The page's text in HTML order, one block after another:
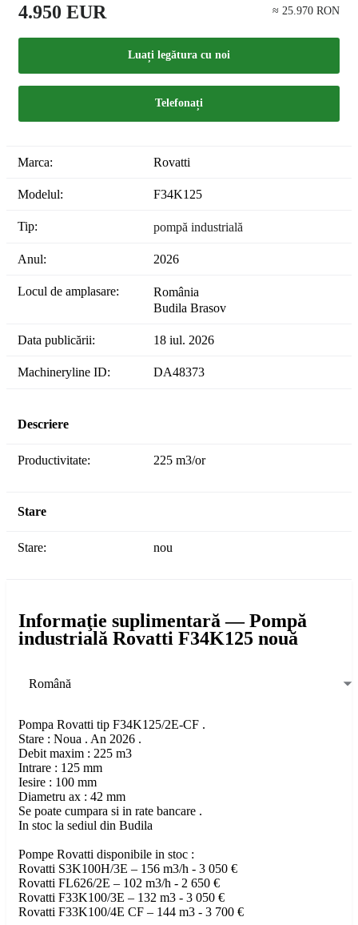
4.950 EUR ≈ 25.970 RON
Luați legătura cu noi
Telefonați
Marca: Rovatti
Modelul: F34K125
Tip: pompă industrială
Anul: 2026
Locul de amplasare:
România
Budila Brasov
Data publicării: 18 iul. 2026
Machineryline ID: DA48373
Descriere
Productivitate: 225 m3/or
Stare
Stare: nou
Informaţie suplimentară — Pompă
industrială Rovatti F34K125 nouă
Română
Pompa Rovatti tip F34K125/2E-CF .
Stare : Noua . An 2026 .
Debit maxim : 225 m3
Intrare : 125 mm
Iesire : 100 mm
Diametru ax : 42 mm
Se poate cumpara si in rate bancare .
In stoc la sediul din Budila
Pompe Rovatti disponibile in stoc :
Rovatti S3K100H/3E – 156 m3/h - 3 050 €
Rovatti FL626/2E – 102 m3/h - 2 650 €
Rovatti F33K100/3E – 132 m3 - 3 050 €
Rovatti F33K100/4E CF – 144 m3 - 3 700 €